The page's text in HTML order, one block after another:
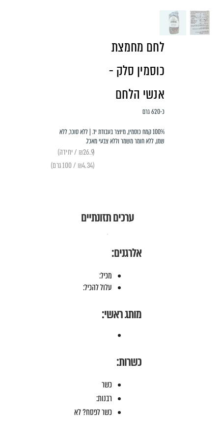
לחם מחמצת
כוסמין סלק -
אנשי הלחם
כ-620 גרם
100% קמח כוסמין, מיוצר בעבודת יד. | ללא סוכר, ללא
שמן, ללא חומר משמר וללא צבעי מאכל.
(₪26.9 / יחידה)
(₪4.34 / 100 גרם)
ערכים תזונתיים
אלרגנים:
מכיל:
עלול להכיל:
מותג ראשי:
כשרות:
כשר
רבנות:
כשר לפסח? לא